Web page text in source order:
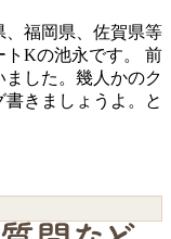
、福岡県、佐賀県等
トKの池永です。 前
した。幾人かのク
きましょうよ。と